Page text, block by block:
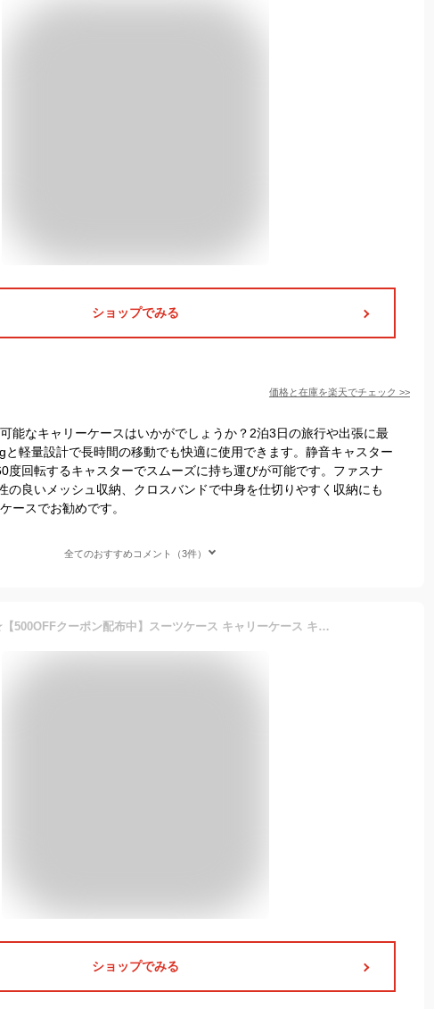
ショップでみる
価格と在庫を楽天でチェック >>
能なキャリーケースはいかがでしょうか？2泊3日の旅行や出張に最
と軽量設計で長時間の移動でも快適に使用できます。静音キャスター
度回転するキャスターでスムーズに持ち運びが可能です。ファスナ
の良いメッシュ収納、クロスバンドで中身を仕切りやすく収納にも
ースでお勧めです。
全てのおすすめコメント（3件）
★翌日発送★【500OFFクーポン配布中】スーツケース キャリーケース キャリーバッグ 機内持ち込み 小型 2泊3日 超軽 大容量 乾湿分離 Sサイズ Mサイズ 可愛い 修学旅行 海外旅行 国内旅行 短途旅行 出張SBOXWAKU
ショップでみる